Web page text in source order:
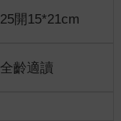
25開15*21cm
全齡適讀